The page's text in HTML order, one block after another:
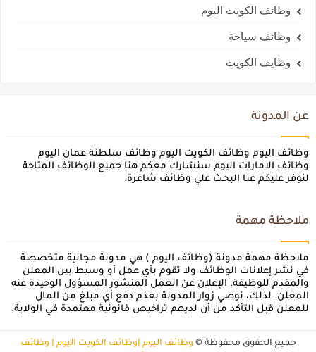
وظائف الكويت اليوم
وظائف سياحة
وظايف الكويت
عن المدونة
وظائف اليوم وظائف الكويت اليوم وظائف سلطنة عمان اليوم
وظائف الامارات اليوم سنشارك معكم هنا جميع الوظائف المتاحة
لنوفر عليكم عنا البحث علي وظائف شاغرة.
ملاحظة مهمة
ملاحظة مهمة مدونة (وظائف اليوم ) هي مدونة مجانية متخصصة
في نشر إعلانات الوظائف ولا تقوم بأي عمل أو وسيط بين المعلن
والمقدم للوظيفة. الإعلان عن العمل المنشور المسؤول الوحيدة عنه
المعلن. لذلك، نوصي زوار المدونة بعدم دفع أي مبلغ من المال
للمعلن قبل التأكد من أن لديهم تراخيص قانونية معتمدة في الولاية.
جميع الحقوق محفوظة © وظائف اليوم |وظائف الكويت اليوم | وظائف